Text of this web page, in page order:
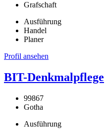
Grafschaft
Ausführung
Handel
Planer
Profil ansehen
BIT-Denkmalpflege
99867
Gotha
Ausführung